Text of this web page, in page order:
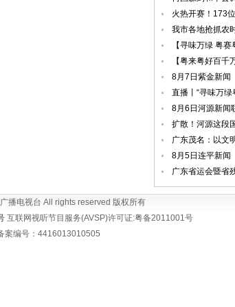
火热开赛！173
我市各地抢抓农
【寻味万绿 粤
【粤来粤好百
8月7日紫金新闻
直播丨“寻味万
8月6日河源新闻
扩散！河源这段
广东茂名：以文
8月5日连平新闻
广东省运会暨省
播电视台 All rights reserved 版权所有
互联网视听节目服务(AVSP)许可证:粤备2011001号
案编号：4416013010505